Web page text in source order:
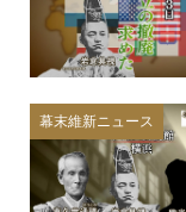
幕末維新ニュース